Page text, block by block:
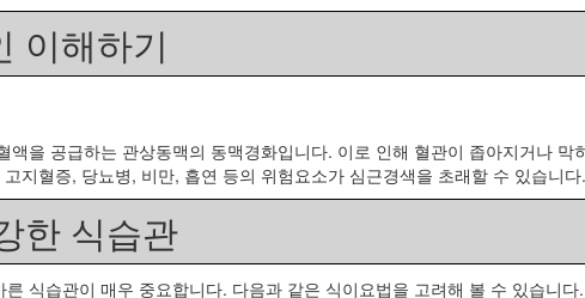
이해하기
액을 공급하는 관상동맥의 동맥경화입니다. 이로 인해 혈관이 좁아지거나 막
지혈증, 당뇨병, 비만, 흡연 등의 위험요소가 심근경색을 초래할 수 있습니다.
한 식습관
식습관이 매우 중요합니다. 다음과 같은 식이요법을 고려해 볼 수 있습니다.